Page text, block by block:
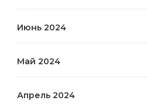
Июнь 2024
Май 2024
Апрель 2024